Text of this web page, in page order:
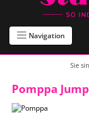
Navigation
Sie
Pomppa